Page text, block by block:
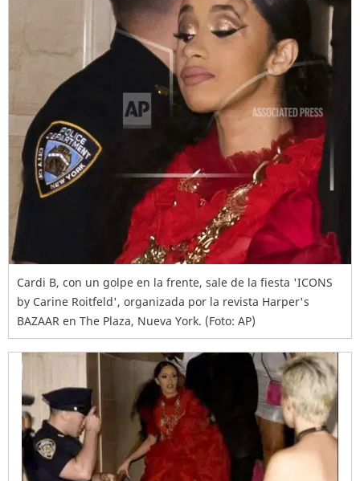
Cardi B, con un golpe en la frente, sale de la fiesta 'ICONS
by Carine Roitfeld', organizada por la revista Harper's
BAZAAR en The Plaza, Nueva York. (Foto: AP)